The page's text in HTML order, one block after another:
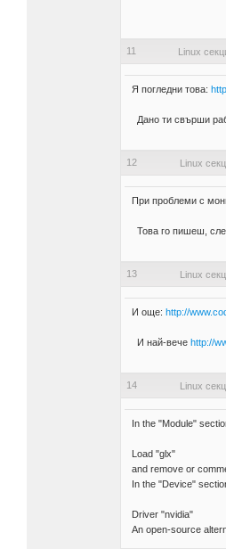
11 Linux
Я погледни това:
Дано ти свърши
12 Linux
При проблеми с
Това го пишеш,
13 Linux
И още: http://
И най-вече http://
14 Linux
In the "Module"
Load "glx"
and remove or
In the "Device"
Driver "nvidia"
An open-source